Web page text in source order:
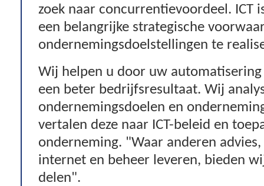
zoek naar concurrentievoordeel. ICT
een belangrijke strategische
ondernemingsdoelstellingen te
Wij helpen u door uw
een beter bedrijfsresultaat. Wij
ondernemingsdoelen en
vertalen deze naar ICT-beleid en
onderneming. "Waar anderen
internet en beheer leveren, bieden
delen".